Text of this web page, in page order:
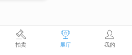
拍卖 展厅 我的